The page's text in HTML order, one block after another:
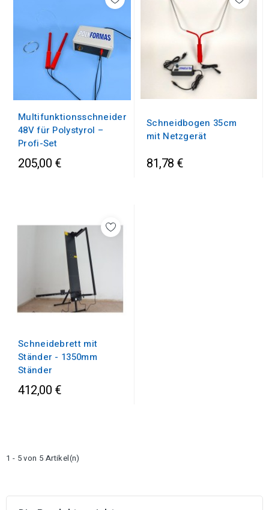
Multifunktionsschneider
48V für Polystyrol –
Profi-Set
205,00 €
Schneidbogen 35cm
mit Netzgerät
81,78 €
Schneidebrett mit
Ständer - 1350mm
Ständer
412,00 €
1 - 5 von 5 Artikel(n)